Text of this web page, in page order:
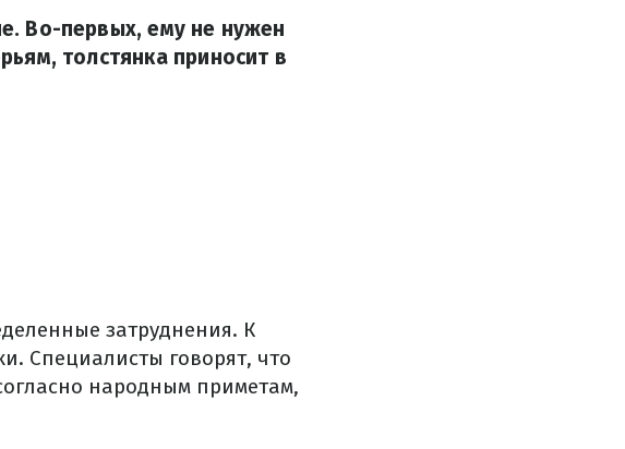
Во-первых, ему не нужен
толстянка приносит в
затруднения. К
Специалисты говорят, что
народным приметам,